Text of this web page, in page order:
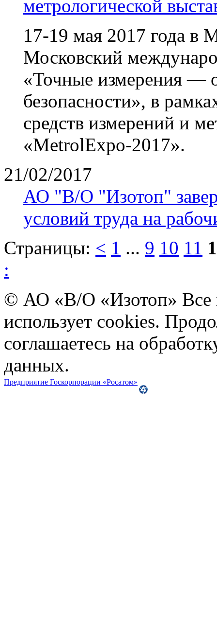
метрологической
17-19 мая 2017 года в
Московский
«Точные измерения —
безопасности», в
средств измерений и
«MetrolExpo-2017».
21/02/2017
АО "В/О "Изотоп"
условий труда на
Страницы: < 1 ... 9 10 11
:
© АО «В/О «Изотоп» Все
использует cookies.
соглашаетесь на
данных.
Предприятие Госкорпорации «Росатом»